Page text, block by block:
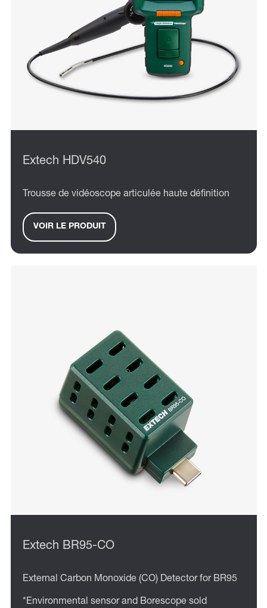
Extech HDV540
Trousse de vidéoscope articulée haute définition
VOIR LE PRODUIT
Extech BR95-CO
External Carbon Monoxide (CO) Detector for BR95
*Environmental sensor and Borescope sold